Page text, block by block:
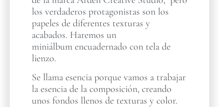
los verdaderos protagonistas son los
papeles de diferentes texturas y
acabados. Haremos un
miniálbum encuadernado con tela de
lienzo.
Se llama esencia porque vamos a trabajar
la esencia de la composición, creando
unos fondos llenos de texturas y color.